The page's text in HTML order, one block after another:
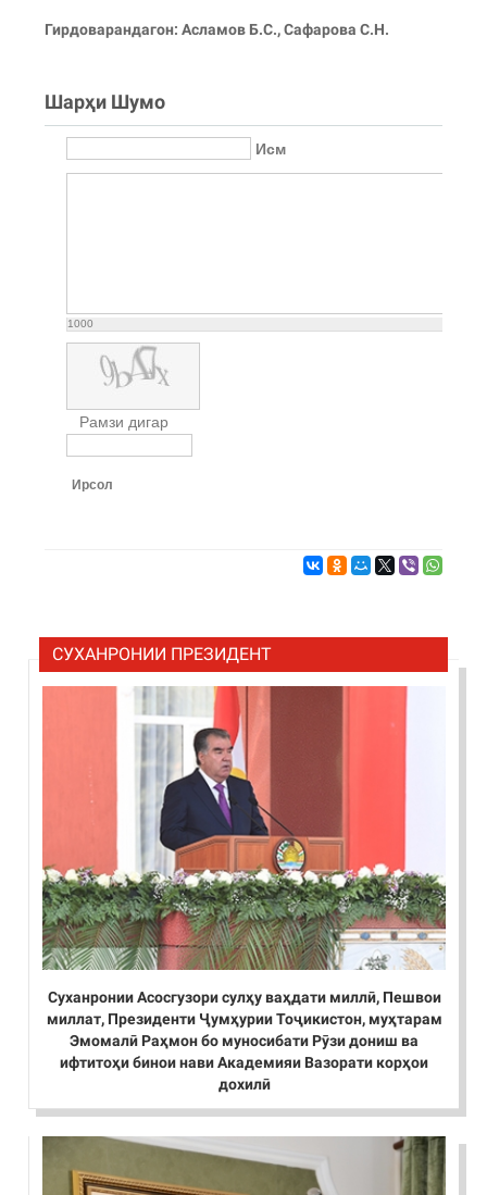
Гирдоварандагон: Асламов Б.С., Сафарова С.Н.
Шарҳи Шумо
Исм
1000
Рамзи дигар
Ирсол
СУХАНРОНИИ ПРЕЗИДЕНТ
Суханронии Асосгузори сулҳу ваҳдати миллӣ, Пешвои
миллат, Президенти Ҷумҳурии Тоҷикистон, муҳтарам
Эмомалӣ Раҳмон бо муносибати Рӯзи дониш ва
ифтитоҳи бинои нави Академияи Вазорати корҳои
дохилӣ